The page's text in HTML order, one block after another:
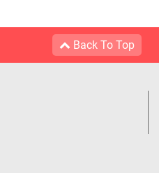
Back To Top